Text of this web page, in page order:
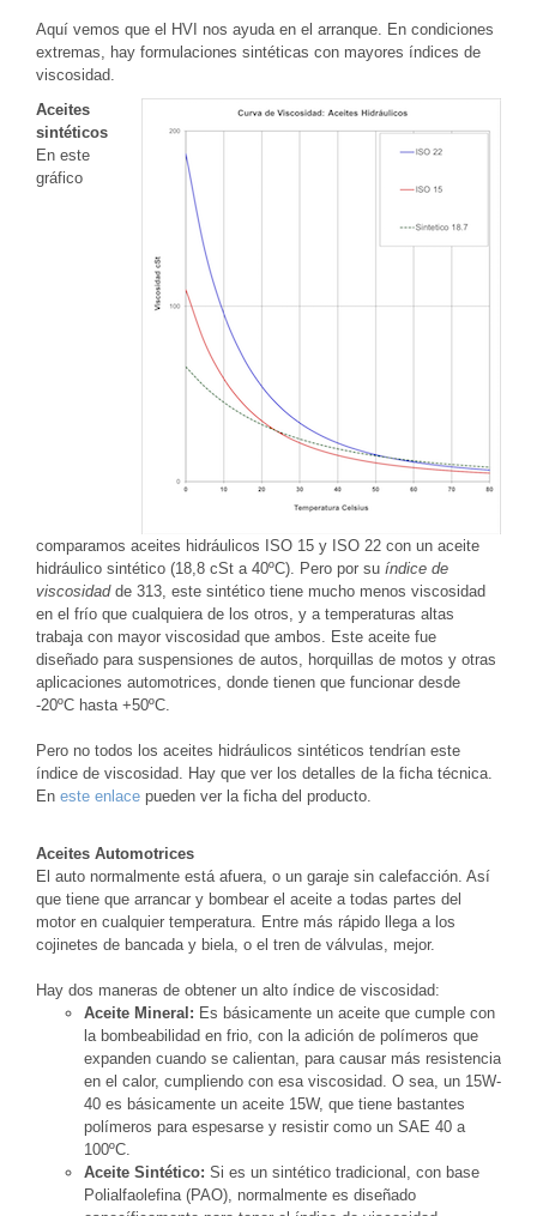
Aquí vemos que el HVI nos ayuda en el arranque. En condiciones
extremas, hay formulaciones sintéticas con mayores índices de
viscosidad.
Aceites
sintéticos
En este
gráfico
comparamos aceites hidráulicos ISO 15 y ISO 22 con un aceite
hidráulico sintético (18,8 cSt a 40ºC). Pero por su índice de
viscosidadde 313, este sintético tiene mucho menos viscosidad
en el frío que cualquiera de los otros, y a temperaturas altas
trabaja con mayor viscosidad que ambos. Este aceite fue
diseñado para suspensiones de autos, horquillas de motos y otras
aplicaciones automotrices, donde tienen que funcionar desde
-20ºC hasta +50ºC.
Pero no todos los aceites hidráulicos sintéticos tendrían este
índice de viscosidad. Hay que ver los detalles de la ficha técnica.
En este enlace pueden ver la ficha del producto.
Aceites Automotrices
El auto normalmente está afuera, o un garaje sin calefacción. Así
que tiene que arrancar y bombear el aceite a todas partes del
motor en cualquier temperatura. Entre más rápido llega a los
cojinetes de bancada y biela, o el tren de válvulas, mejor.
Hay dos maneras de obtener un alto índice de viscosidad:
Aceite Mineral: Es básicamente un aceite que cumple con
la bombeabilidad en frio, con la adición de polímeros que
expanden cuando se calientan, para causar más resistencia
en el calor, cumpliendo con esa viscosidad. O sea, un 15W-
40 es básicamente un aceite 15W, que tiene bastantes
polímeros para espesarse y resistir como un SAE 40 a
100ºC.
Aceite Sintético: Si es un sintético tradicional, con base
Polialfaolefina (PAO), normalmente es diseñado